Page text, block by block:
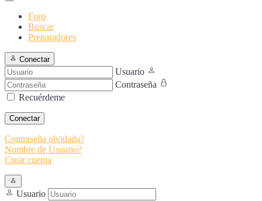
Foro
Buscar
Preparadores
Conectar
Usuario
Contraseña
Recuérdeme
Conectar
Contraseña olvidada?
Nombre de Usuario?
Crear cuenta
Usuario